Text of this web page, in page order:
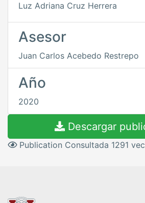
Luz Adriana Cruz Herrera
Asesor
Juan Carlos Acebedo Restrepo
Año
2020
Descargar
Publication Consultada 1291